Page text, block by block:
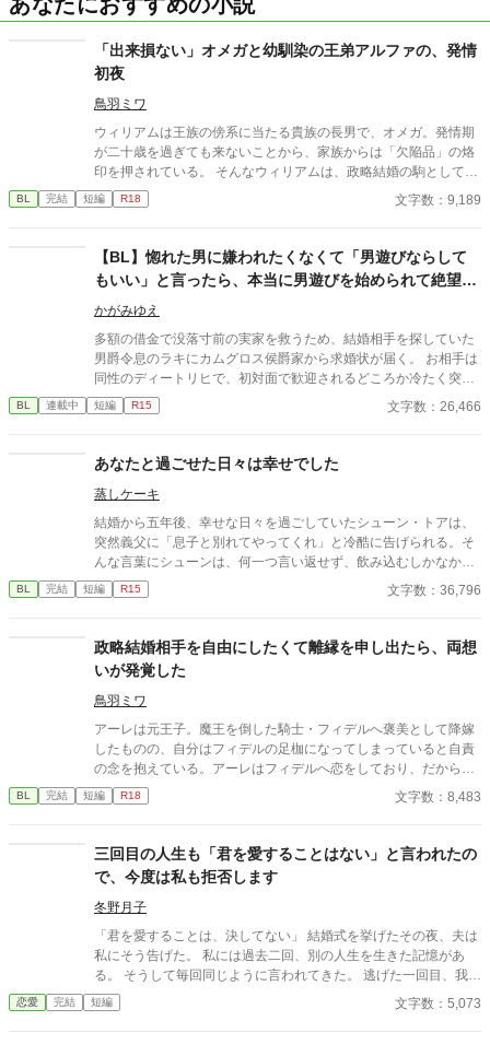
「出来損ない」オメガと幼馴染の王弟アルファの、発情
初夜
鳥羽ミワ
ウィリアムは王族の傍系に当たる貴族の長男で、オメガ。発情期
が二十歳を過ぎても来ないことから、家族からは「欠陥品」の烙
印を押されている。 そんなウィリアムは、政略結婚の駒として国
内の有力貴族へ嫁ぐことが決まっていた。しかしその予定が一転
し、幼馴染で王弟であるセドリックとの結婚が決まる。 あれよあ
に、セドリックは優しいキスをして……。 そして迎えた初夜。わ
けもわからず悲しくなって泣くウィリアムを、セドリックはたく
ましい力で抱きしめる。 「お前がずっと、好きだ」 甘い言葉に、
これまで熱を知らなかったウィリアムの身体が潤み、火照りはじ
める。 ※ムーンライトノベルズ、アルファポリス、pixivへ掲載し
ています
BL 完結 短編 R18 文字数：9,189
【BL】惚れた男に嫌われたくなくて「男遊びならして
もいい」と言ったら、本当に男遊びを始められて絶望し
ている侯爵令息の話
かがみゆえ
多額の借金で没落寸前の実家を救うため、結婚相手を探していた
男爵令息のラキにカムグロス侯爵家から求婚状が届く。 お相手は
同性のディートリヒで、初対面で歓迎されるどころか冷たく突き
放されてしまう。 『必要最低限関わるな』 『愛人を作るな』
『男遊びならしてもいい』 ディートリヒから実家の借金を完済す
め上手なラキの周りには可愛い令息が集まり、推し活状態に。 一
方、ディートリヒだけが嫉妬で胃を痛める日々。 ラキへの恋心を
BL 連載中 短編 R15 文字数：26,466
あなたと過ごせた日々は幸せでした
蒸しケーキ
結婚から五年後、幸せな日々を過ごしていたシューン・トアは、
突然義父に「息子と別れてやってくれ」と冷酷に告げられる。そ
んな言葉にシューンは、何一つ言い返せず、飲み込むしかなかっ
た。そして、夫であるアインス・キールに離婚を切り出すが、ア
インスがそう簡単にシューンを手離す訳もなく......。
BL 完結 短編 R15 文字数：36,796
政略結婚相手を自由にしたくて離縁を申し出たら、両想
いが発覚した
鳥羽ミワ
アーレは元王子。魔王を倒した騎士・フィデルへ褒美として降嫁
したものの、自分はフィデルの足枷になってしまっていると自責
の念を抱えている。アーレはフィデルへ恋をしており、だからこ
そこの形だけの政略結婚が心苦しかった。 そんな中アーレは魔王
討伐記念のパレードで、フィデルが男を押し付けられてかわいそ
て離縁を申し出ると、フィデルはなぜか離縁を拒む。 「やっとあ
なたの夫になれたのに、どうしてこの立場を手放さなければなら
ない」 圧倒的両片思い！ お互いの気持ちをさらけだした二人は
身を寄せ合い、見つめ合う。 夜、二人きりの寝室、何も起きない
はずもなく……。 数年越しの初夜が、今はじまる。 ※pixiv、ア
ルファポリス、ムーンライトノベルズに掲載
BL 完結 短編 R18 文字数：8,483
三回目の人生も「君を愛することはない」と言われたの
で、今度は私も拒否します
冬野月子
「君を愛することは、決してない」 結婚式を挙げたその夜、夫は
私にそう告げた。 私には過去二回、別の人生を生きた記憶があ
る。 そうして毎回同じように言われてきた。 逃げた一回目、我慢
した二回目。いずれも上手くいかなかった。 だから今回は。
恋愛 完結 短編 文字数：5,073